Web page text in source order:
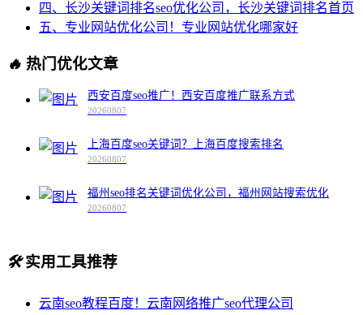
四、长沙关键词排名seo优化公司，长沙关键词排名首页
五、专业网站优化公司！专业网站优化哪家好
🔥 热门优化文章
西安百度seo推广！西安百度推广联系方式
20260807
上海百度seo关键词？上海百度搜索排名
20260807
福州seo排名关键词优化公司，福州网站搜索优化
20260807
🛠️实用工具推荐
云南seo教程百度！云南网络推广seo代理公司